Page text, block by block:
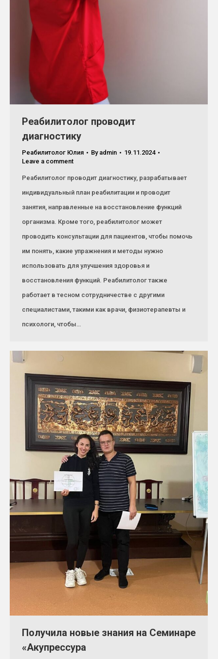
Реабилитолог проводит
диагностику
Реабилитолог Юлия By admin
19.11.2024
Leave a comment
Реабилитолог проводит диагностику, разрабатывает
индивидуальный план реабилитации и проводит
занятия, направленные на восстановление функций
организма. Кроме того, реабилитолог может
проводить консультации для пациентов, чтобы помочь
им понять, какие упражнения и методы нужно
использовать для улучшения здоровья и
восстановления функций. Реабилитолог также
работает в тесном сотрудничестве с другими
специалистами, такими как врачи, физиотерапевты и
психологи, чтобы…
Получила новые знания на Семинаре
«Акупрессура